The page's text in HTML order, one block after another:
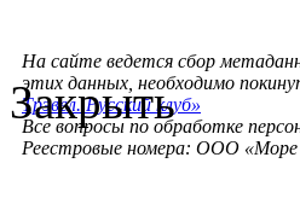
На сайте ведется сбор
этих данных, необходимо
Трэвел. Русский клуб»
Все вопросы по обработке
Реестровые номера: ООО «Море
Закрыть